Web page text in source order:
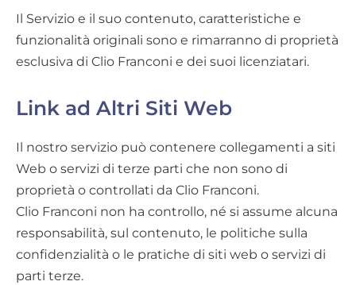
Il Servizio e il suo contenuto, caratteristiche e
funzionalità originali sono e rimarranno di proprietà
esclusiva di Clio Franconi e dei suoi licenziatari.
Link ad Altri Siti Web
Il nostro servizio può contenere collegamenti a siti
Web o servizi di terze parti che non sono di
proprietà o controllati da Clio Franconi.
Clio Franconi non ha controllo, né si assume alcuna
responsabilità, sul contenuto, le politiche sulla
confidenzialità o le pratiche di siti web o servizi di
parti terze.